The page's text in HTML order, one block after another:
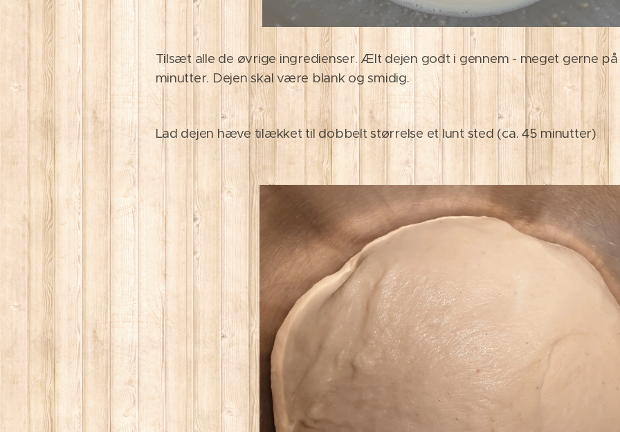
Tilsæt alle de øvrige ingredienser. Ælt dejen godt i gennem - meget gerne på
minutter. Dejen skal være blank og smidig.
Lad dejen hæve tilækket til dobbelt størrelse et lunt sted (ca. 45 minutter)